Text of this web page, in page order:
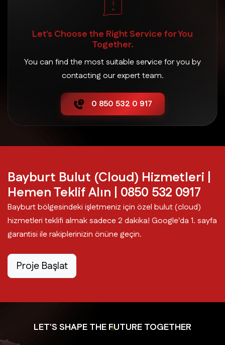
Let's Choose the Right Service for You
Together.
You can find the most suitable service for you by
contacting our expert team.
0 850 532 0 917
Bayburt Bulut (Cloud) Hizmetleri |
Hemen Teklif Alın | 0850 532 0917
Bayburt bölgesindeki işletmeniz için özel bulut (cloud)
hizmetleri teklifi almak sadece 2 dakika! Google'da 1. sayfa
garantisi ile rakiplerinizin önüne geçin.
Proje Başlat
LET'S SHAPE THE FUTURE TOGETHER